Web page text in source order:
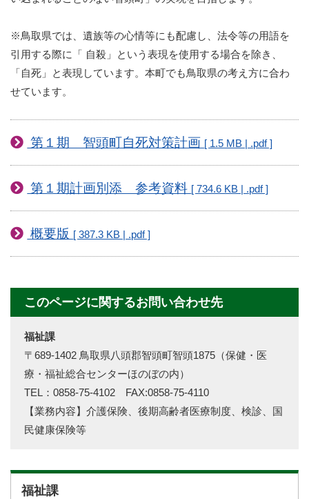
※鳥取県では、遺族等の心情等にも配慮し、法令等の用語を
引用する際に「 自殺」という表現を使用する場合を除き、
「自死」と表現しています。本町でも鳥取県の考え方に合わ
せています。
第１期 智頭町自死対策計画 [ 1.5 MB | .pdf ]
第１期計画別添 参考資料 [ 734.6 KB | .pdf ]
概要版 [ 387.3 KB | .pdf ]
このページに関するお問い合わせ先
福祉課
〒689-1402 鳥取県八頭郡智頭町智頭1875（保健・医
療・福祉総合センターほのぼの内）
TEL：0858-75-4102 FAX:0858-75-4110
【業務内容】介護保険、後期高齢者医療制度、検診、国
民健康保険等
福祉課